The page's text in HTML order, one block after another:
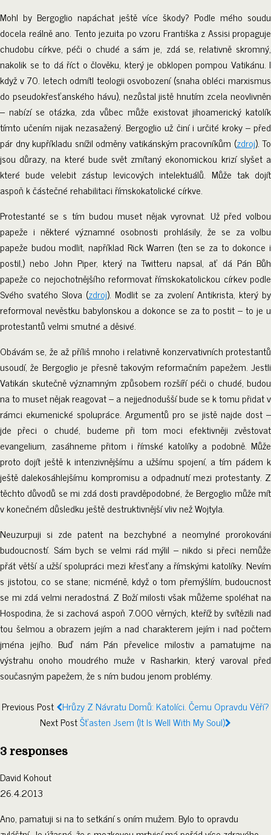
Mohl by Bergoglio napáchat ještě více škody? Podle mého soudu
docela reálně ano. Tento jezuita po vzoru Františka z Assisi propaguje
chudobu církve, péči o chudé a sám je, zdá se, relativně skromný,
nakolik se to dá říct o člověku, který je obklopen pompou Vatikánu. I
když v 70. letech odmítl teologii osvobození (snaha obléci marxismus
do pseudokřesťanského hávu), nezůstal jistě hnutím zcela neovlivněn
– nabízí se otázka, zda vůbec může existovat jihoamerický katolík
tímto učením nijak nezasažený. Bergoglio už činí i určité kroky – před
pár dny kupříkladu snížil odměny vatikánským pracovníkům (zdroj). To
jsou důrazy, na které bude svět zmítaný ekonomickou krizí slyšet a
které bude velebit zástup levicových intelektuálů. Může tak dojít
aspoň k částečné rehabilitaci římskokatolické církve.
Protestanté se s tím budou muset nějak vyrovnat. Už před volbou
papeže i některé významné osobnosti prohlásily, že se za volbu
papeže budou modlit, například Rick Warren (ten se za to dokonce i
postil,) nebo John Piper, který na Twitteru napsal, ať dá Pán Bůh
papeže co nejochotnějšího reformovat římskokatolickou církev podle
Svého svatého Slova (zdroj). Modlit se za zvolení Antikrista, který by
reformoval nevěstku babylonskou a dokonce se za to postit – to je u
protestantů velmi smutné a děsivé.
Obávám se, že až příliš mnoho i relativně konzervativních protestantů
usoudí, že Bergoglio je přesně takovým reformačním papežem. Jestli
Vatikán skutečně významným způsobem rozšíří péči o chudé, budou
na to muset nějak reagovat – a nejjednodušší bude se k tomu přidat v
rámci ekumenické spolupráce. Argumentů pro se jistě najde dost –
jde přeci o chudé, budeme při tom moci efektivněji zvěstovat
evangelium, zasáhneme přitom i římské katolíky a podobně. Může
proto dojít ještě k intenzivnějšímu a užšímu spojení, a tím pádem k
ještě dalekosáhlejšímu kompromisu a odpadnutí mezi protestanty. Z
těchto důvodů se mi zdá dosti pravděpodobné, že Bergoglio může mít
v konečném důsledku ještě destruktivnější vliv než Wojtyla.
Neuzurpuji si zde patent na bezchybné a neomylné prorokování
budoucností. Sám bych se velmi rád mýlil – nikdo si přeci nemůže
přát větší a užší spolupráci mezi křesťany a římskými katolíky. Nevím
s jistotou, co se stane; nicméně, když o tom přemýšlím, budoucnost
se mi zdá velmi neradostná. Z Boží milosti však můžeme spoléhat na
Hospodina, že si zachová aspoň 7.000 věrných, kteříž by svítězili nad
tou šelmou a obrazem jejím a nad charakterem jejím i nad počtem
jména jejího. Buď nám Pán převelice milostiv a pamatujme na
výstrahu onoho moudrého muže v Rasharkin, který varoval před
současným papežem, že s ním budou jenom problémy.
Previous Post Hrůzy Z Návratu Domů: Katolíci. Čemu Opravdu Věří?
Next PostŠťasten Jsem (It Is Well With My Soul)
3 responses
David Kohout
26.4.2013
Ano, pamatuji si na to setkání s oním mužem. Bylo to opravdu